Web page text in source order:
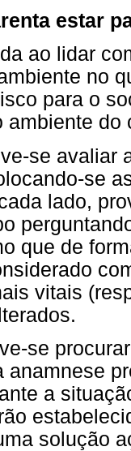
estar
ao lidar
no
para o
ambiente do
se avaliar
se
lado,
que de
vitais
se
anamnese
a
solução